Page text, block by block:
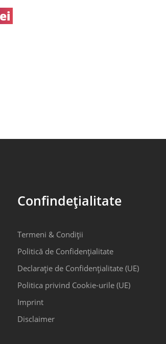
Confindețialitate
Termeni & Condiții
Politică de Confidențialitate
Declarație de Confidențialitate (UE)
Politica privind Cookie-urile (UE)
Imprint
Disclaimer